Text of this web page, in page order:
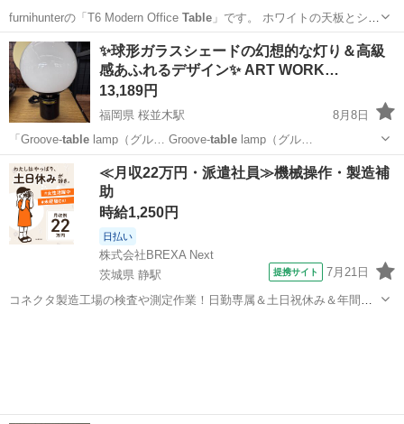
furnihunterの「T6 Modern Office Table」です。 ホワイトの天板とシル
バーカラーのフレームを組み合わせた、シンプルなオフィスデスクで
す。在宅勤務、勉強、パソコン作業などに適しています。 【型番】...
東京 中野区 東中野駅 オフィス用家具 Office
✨球形ガラスシェードの幻想的な灯り＆高級
感あふれるデザイン✨ ART WORK…
13,189円
福岡県 桜並木駅
8月8日
「Groove-table lamp（グル… Groove-tablelamp（グル…
福岡 大野城市 桜並木駅 その他
≪月収22万円・派遣社員≫機械操作・製造補
助
時給1,250円
日払い
株式会社BREXA Next
茨城県 静駅
提携サイト 7月21日
コネクタ製造工場の検査や測定作業！日勤専属＆土日祝休み＆年間休